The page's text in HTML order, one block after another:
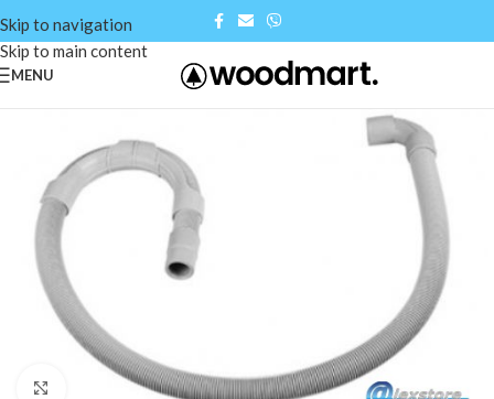
Skip to navigation
Skip to main content
MENU
Click to enlarge